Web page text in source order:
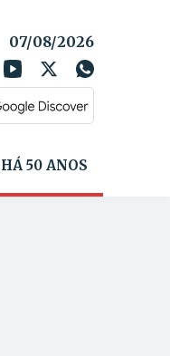
07/08/2026
HÁ 50 ANOS